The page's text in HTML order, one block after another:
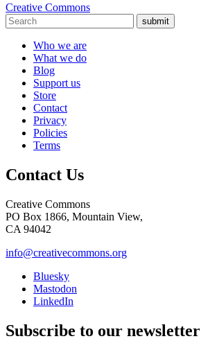
Creative Commons
submit
Who we are
What we do
Blog
Support us
Store
Contact
Privacy
Policies
Terms
Contact Us
Creative Commons
PO Box 1866, Mountain View,
CA 94042
info@creativecommons.org
Bluesky
Mastodon
LinkedIn
Subscribe to our newsletter